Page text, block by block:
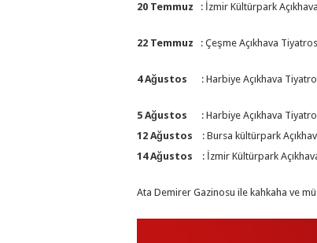
20 Temmuz : İzmir Kültürpark
22 Temmuz : Çeşme Açıkhava
4 Ağustos : Harbiye Açıkhava
5 Ağustos : Harbiye Açıkhava
12 Ağustos : Bursa kültürpark
14 Ağustos : İzmir Kültürpark
Ata Demirer Gazinosu ile kahkaha ve